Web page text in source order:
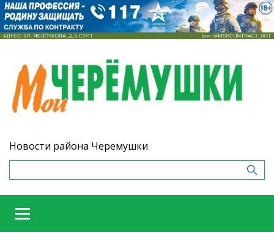
Новости района Черемушки